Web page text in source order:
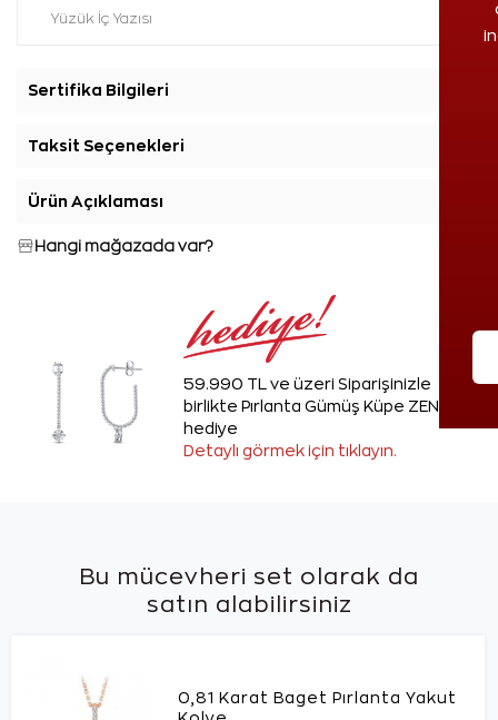
Sertifika Bilgileri
Taksit Seçenekleri
Ürün Açıklaması
Hangi mağazada var?
59.990 TL ve üzeri Siparişinizle
birlikte Pırlanta Gümüş Küpe ZEN'den
hediye
Detaylı görmek için tıklayın.
Bu mücevheri set olarak da
satın alabilirsiniz
0,81 Karat Baget Pırlanta Yakut